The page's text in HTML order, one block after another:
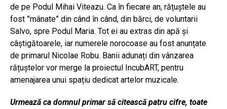
de pe Podul Mihai Viteazu. Ca în fiecare an, rățuștele au
fost ”mânate” din când în când, din bărci, de voluntarii
Salvo, spre Podul Maria. Tot ei au extras din apă și
câștigătoarele, iar numerele norocoase au fost anunțate
de primarul Nicolae Robu. Banii adunați din vânzarea
rățuștelor vor merge la proiectul IncubART, pentru
amenajarea unui spațiu dedicat artelor muzicale.
Urmează ca domnul primar să citească patru cifre, toate